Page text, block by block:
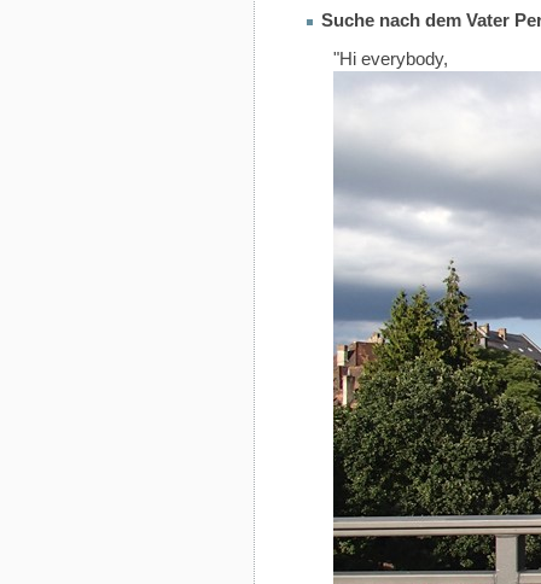
Suche nach dem Vater
"Hi everybody,